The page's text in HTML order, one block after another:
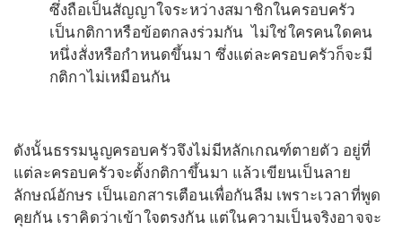
ซึ่งถือเป็นสัญญาใจระหว่างสมาชิกในครอบครัว
เป็นกติกาหรือข้อตกลงร่วมกัน ไม่ใช่ใครคนใดคน
หนึ่งสั่งหรือกำหนดขึ้นมา ซึ่งแต่ละครอบครัวก็จะมี
กติกาไม่เหมือนกัน
ดังนั้นธรรมนูญครอบครัวจึงไม่มีหลักเกณฑ์ตายตัว อยู่ที่
แต่ละครอบครัวจะตั้งกติกาขึ้นมา แล้วเขียนเป็นลาย
ลักษณ์อักษร เป็นเอกสารเตือนเพื่อกันลืม เพราะเวลาที่พูด
คุยกัน เราคิดว่าเข้าใจตรงกัน แต่ในความเป็นจริงอาจจะ